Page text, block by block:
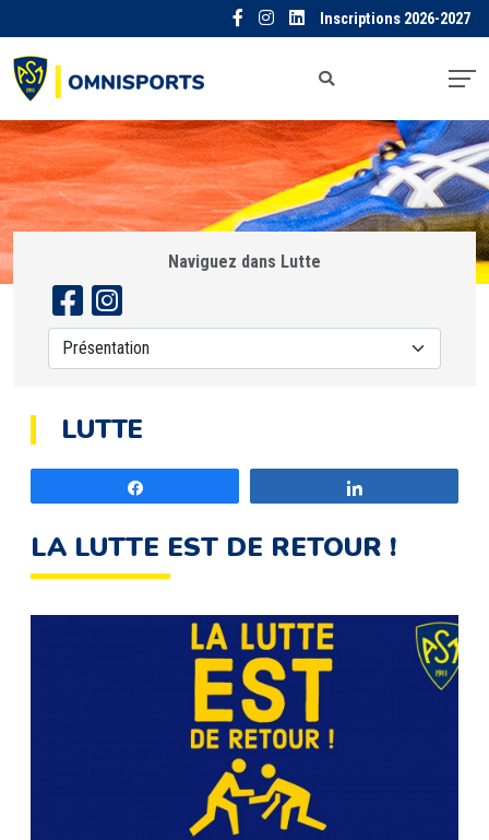
Inscriptions 2026-2027
Naviguez dans Lutte
LUTTE
LA LUTTE EST DE RETOUR !